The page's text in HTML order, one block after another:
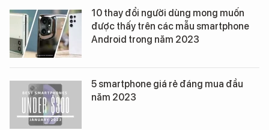
10 thay đổi người dùng mong muốn
được thấy trên các mẫu smartphone
Android trong năm 2023
5 smartphone giá rẻ đáng mua đầu
năm 2023